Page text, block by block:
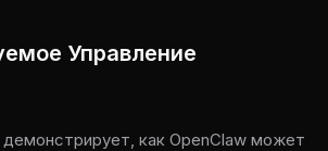
Управление
как OpenClaw может